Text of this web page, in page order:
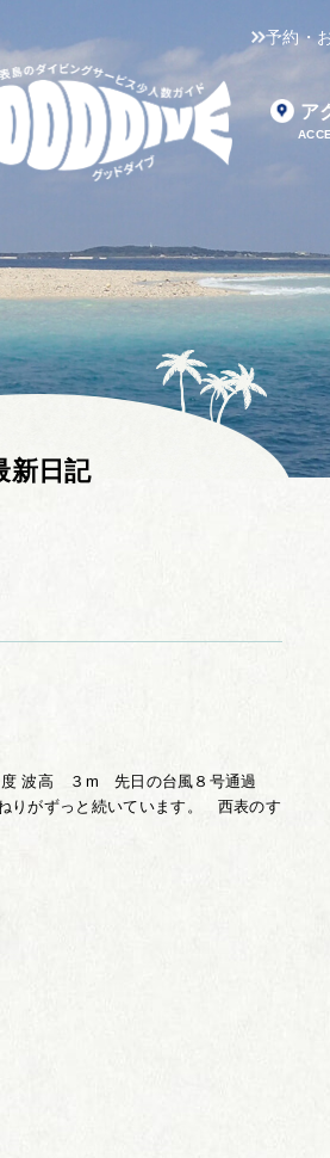
予約・
ア
新日記
波高 ３m 先日の台風８号通過
りがずっと続いています。 西表のす